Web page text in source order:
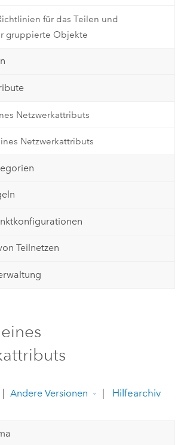
für das Teilen und
gruppierte Objekte
Netzwerkattributs
Netzwerkattributs
Teilnetzen
Andere Versionen Hilfearchiv